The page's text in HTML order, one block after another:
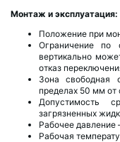
Монтаж и эксплуатация:
Положение при
Ограничение по
вертикально
отказ
Зона свободная
пределах 50 мм от
Допустимость
загрязненных
Рабочее давление
Рабочая